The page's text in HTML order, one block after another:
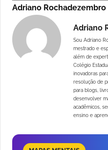
Adriano Rochadezembro
Adriano
Sou Adriano
mestrado e
além de
Colégio
inovadoras
resolução de
para blogs,
desenvolver
acadêmicos,
ensino e